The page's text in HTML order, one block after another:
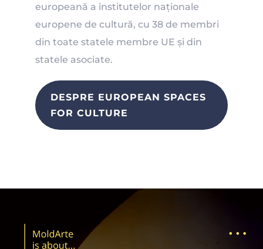
europeană a institutelor naționale
europene de cultură, cu 38 de membri
din toate statele membre UE și din
statele asociate.
DESPRE EUROPEAN SPACES
FOR CULTURE